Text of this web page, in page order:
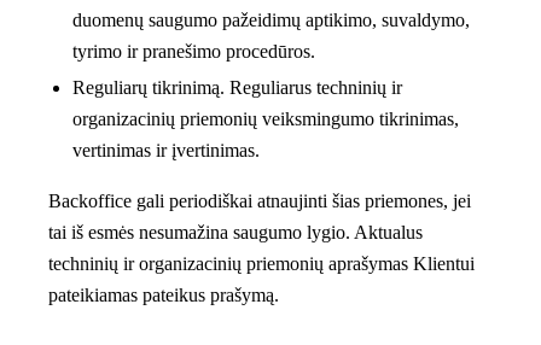
duomenų saugumo pažeidimų aptikimo, suvaldymo,
tyrimo ir pranešimo procedūros.
Reguliarų tikrinimą. Reguliarus techninių ir
organizacinių priemonių veiksmingumo tikrinimas,
vertinimas ir įvertinimas.
Backoffice gali periodiškai atnaujinti šias priemones, jei
tai iš esmės nesumažina saugumo lygio. Aktualus
techninių ir organizacinių priemonių aprašymas Klientui
pateikiamas pateikus prašymą.